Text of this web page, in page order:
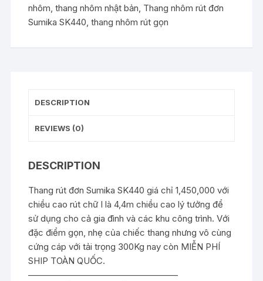
nhôm ,thang nhôm nhật bản Thang nhôm rút đơn
Sumika SK440 ,thang nhôm rút gọn
DESCRIPTION
REVIEWS (0)
DESCRIPTION
Thang rút đơn Sumika SK440 giá chỉ 1,450,000 với
chiều cao rút chữ I là 4,4m chiều cao lý tưởng để
sử dụng cho cả gia đình và các khu công trình. Với
đặc điểm gọn, nhẹ của chiếc thang nhưng vô cùng
cứng cáp với tải trọng 300Kg nay còn MIỄN PHÍ
SHIP TOÀN QUỐC.
—————————————————